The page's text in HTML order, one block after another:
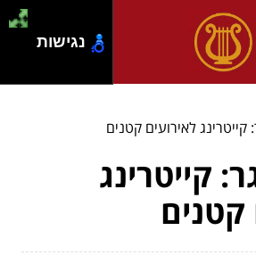
לאירועים קטנים
קייטרינג
קטנים
נגישות